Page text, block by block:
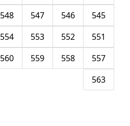
545
546
547
548
551
552
553
554
557
558
559
560
563